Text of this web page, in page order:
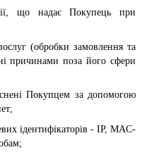
що надає Покупець при
(обробки замовлення та
причинами поза його сфери
Покупцем за допомогою
ідентифікаторів - IP, MAC-